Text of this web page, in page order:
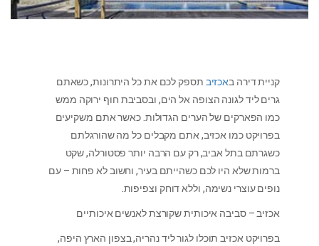
קניית דירה באכזיב תספק לכם את כל היתרונות, כשאתם
גרים ליד לגונה הצופה אל הים, ובסביבת חוף ירוקה ממש
כמו הפארקים של הערים הגדולות. כאשר אתם משקיעים
בפרויקט כמו אכזיב, אתם מקבלים כל מה שהורגלתם
כשגרתם בתל אביב, רק עם הרבה יותר פסטורלה, שקט
ברמות שלא היו לכם כשהייתם בעיר, וחשוב לא פחות – עם
נופים עוצרי נשימה, וללא דוחק וצפיפות.
אכזיב – סביבה איכותית שקורצת לאנשים איכותיים
בפרויקט אכזיב תוכלו לגור ליד נהריה, בצפון הארץ היפה,